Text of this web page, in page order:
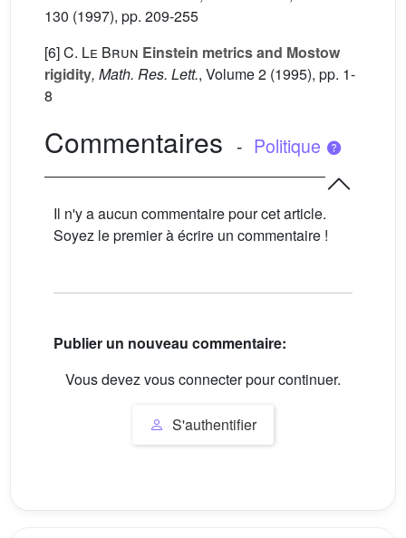
130 (1997), pp. 209-255
[6]C. Le Brun Einstein metrics and Mostow
rigidity, Math. Res. Lett., Volume 2 (1995), pp. 1-
8
Commentaires - Politique
Il n'y a aucun commentaire pour cet article.
Soyez le premier à écrire un commentaire !
Publier un nouveau commentaire:
Vous devez vous connecter pour continuer.
S'authentifier